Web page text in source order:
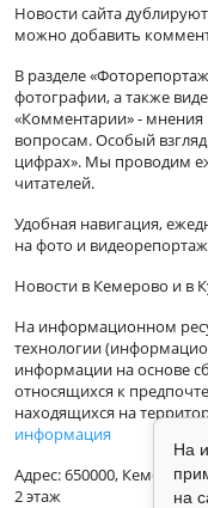
Новости сайта
можно добавить
В разделе
фотографии, а также
«Комментарии» -
вопросам. Особый
цифрах». Мы проводим
читателей.
Удобная навигация,
на фото и
Новости в Кемерово и в
На информационном
технологии
информации на основе
относящихся к
находящихся на
информация
Адрес: 650000,
2 этаж
На
на